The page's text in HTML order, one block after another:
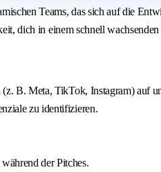
Teams, das sich auf die
dich in einem schnell
B. Meta, TikTok, Instagram) auf
zu identifizieren.
der Pitches.